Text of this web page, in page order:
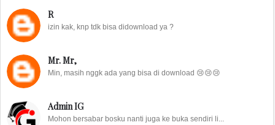
R
izin kak, knp tdk bisa didownload ya ?
Mr. Mr,
Min, masih nggk ada yang bisa di download 😢😢😢
Admin IG
Mohon bersabar bosku nanti juga ke buka sendiri li...